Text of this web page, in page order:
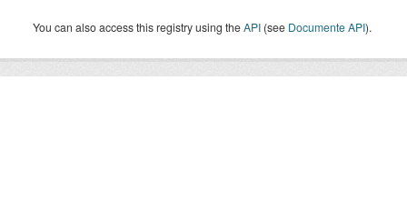
You can also access this registry using theAPI (see Documente API).